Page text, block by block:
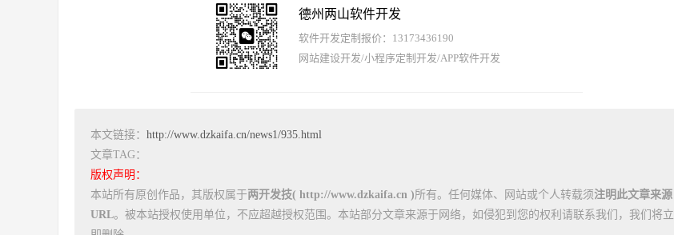
德州两山软件开发
软件开发定制报价：13173436190
网站建设开发/小程序定制开发/APP软件开发
本文链接： http://www.dzkaifa.cn/news1/935.html
文章TAG：
版权声明：
本站所有原创作品，其版权属于两开发技( http://www.dzkaifa.cn )所有。任何媒体、网站或个人转载须注明此文章来源
URL。被本站授权使用单位，不应超越授权范围。本站部分文章来源于网络，如侵犯到您的权利请联系我们，我们将立